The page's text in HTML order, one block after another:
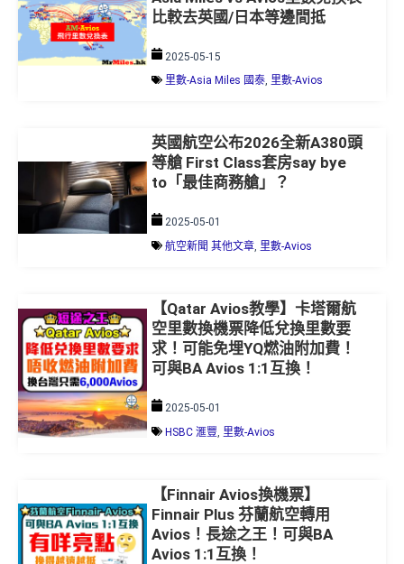
比較去英國/日本等邊間抵
2025-05-15
里數-Asia Miles 國泰, 里數-Avios
英國航空公布2026全新A380頭
等艙 First Class套房say bye
to「最佳商務艙」？
2025-05-01
航空新聞 其他文章, 里數-Avios
【Qatar Avios教學】卡塔爾航
空里數換機票降低兌換里數要
求！可能免埋YQ燃油附加費！
可與BA Avios 1:1互換！
2025-05-01
HSBC 滙豐 里數-Avios
【Finnair Avios換機票】
Finnair Plus 芬蘭航空轉用
Avios！長途之王！可與BA
Avios 1:1互換！